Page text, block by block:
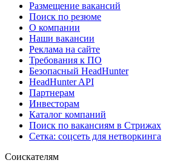
Размещение вакансий
Поиск по резюме
О компании
Наши вакансии
Реклама на сайте
Требования к ПО
Безопасный HeadHunter
HeadHunter API
Партнерам
Инвесторам
Каталог компаний
Поиск по вакансиям в Стрижах
Сетка: соцсеть для нетворкинга
Соискателям